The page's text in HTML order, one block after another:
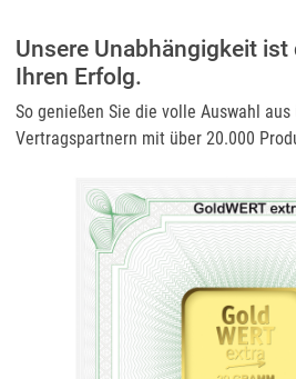
Unsere Unabhängigkeit ist
Ihren Erfolg.
So genießen Sie die volle Auswahl
Vertragspartnern mit über 20.000